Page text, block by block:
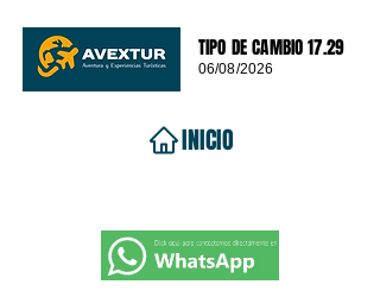
TIPO DE CAMBIO 17.29
06/08/2026
INICIO